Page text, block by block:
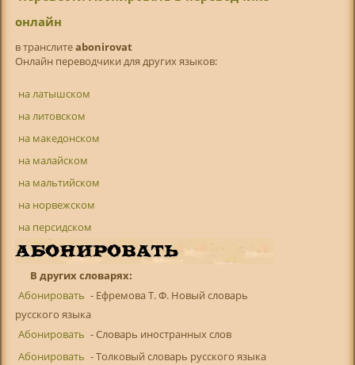
онлайн
в транслитeabonirovat
Онлайн переводчики для других языков:
на латышском
на литовском
на македонском
на малайском
на мальтийском
на норвежском
на персидском
В других словарях:
Абонировать - Ефремова Т. Ф. Новый словарь
русского языка
Абонировать - Словарь иностранных слов
Абонировать - Толковый словарь русского языка